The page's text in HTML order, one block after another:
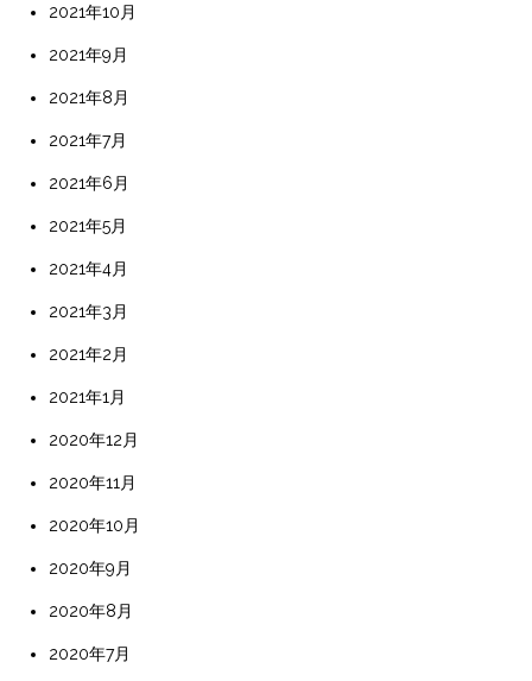
2021年10月
2021年9月
2021年8月
2021年7月
2021年6月
2021年5月
2021年4月
2021年3月
2021年2月
2021年1月
2020年12月
2020年11月
2020年10月
2020年9月
2020年8月
2020年7月